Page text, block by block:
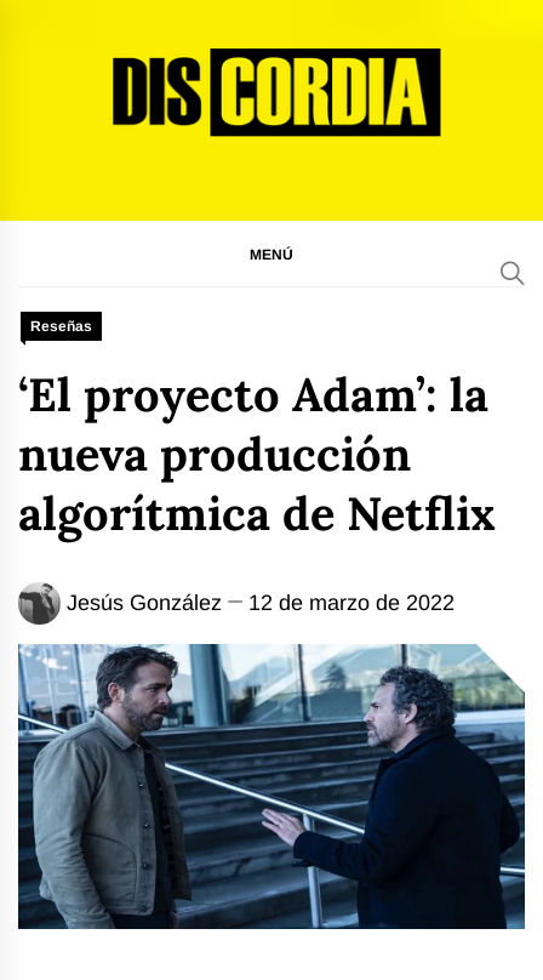
MENÚ
Reseñas
‘El proyecto Adam’: la
nueva producción
algorítmica de Netflix
Jesús González 12 de marzo de 2022